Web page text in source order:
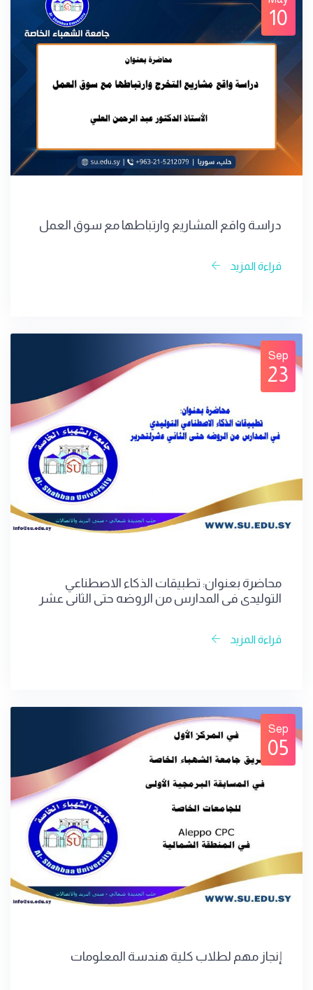
10
دراسة واقع المشاريع وارتباطها مع سوق العمل
قراءة المزيد
Sep
23
محاضرة بعنوان: تطبيقات الذكاء الاصطناعي
التوليدي في المدارس من الروضه حتى الثاني عشر
قراءة المزيد
Sep
05
إنجاز مهم لطلاب كلية هندسة المعلومات